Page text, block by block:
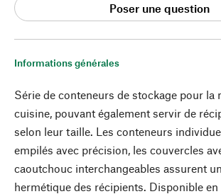
Informations générales
Série de conteneurs de stockage pour la
cuisine, pouvant également servir de
selon leur taille. Les conteneurs
empilés avec précision, les couvercles
caoutchouc interchangeables assurent
hermétique des récipients. Disponible
Poser une question